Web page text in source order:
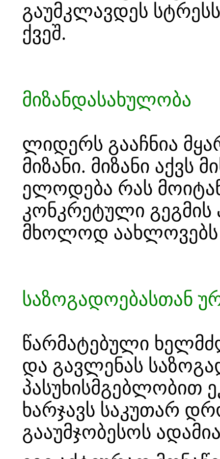
გაუმკლავდეს
ქვეშ.
მიზანდასახულობა
ლიდერს გააჩნია
მიზანი. მიზანი აქვს
ელოდება რას
კონკრეტული
მხოლოდ აახლოვებს
საზოგადოებასთან
წარმატებული
და გავლენას
პასუხისმგებლობით
ხარჯავს საკუთარ
გააუმჯობესოს